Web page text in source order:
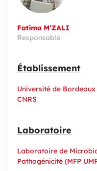
Fatima M’ZALI
Responsable
Établissement
Université de Bordeaux
CNRS
Laboratoire
Laboratoire de
Pathogénicité (MFP